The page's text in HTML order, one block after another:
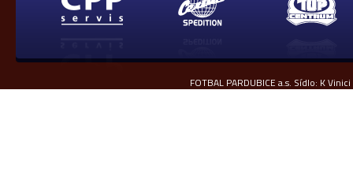
FOTBAL PARDUBICE a.s. Sídlo: K